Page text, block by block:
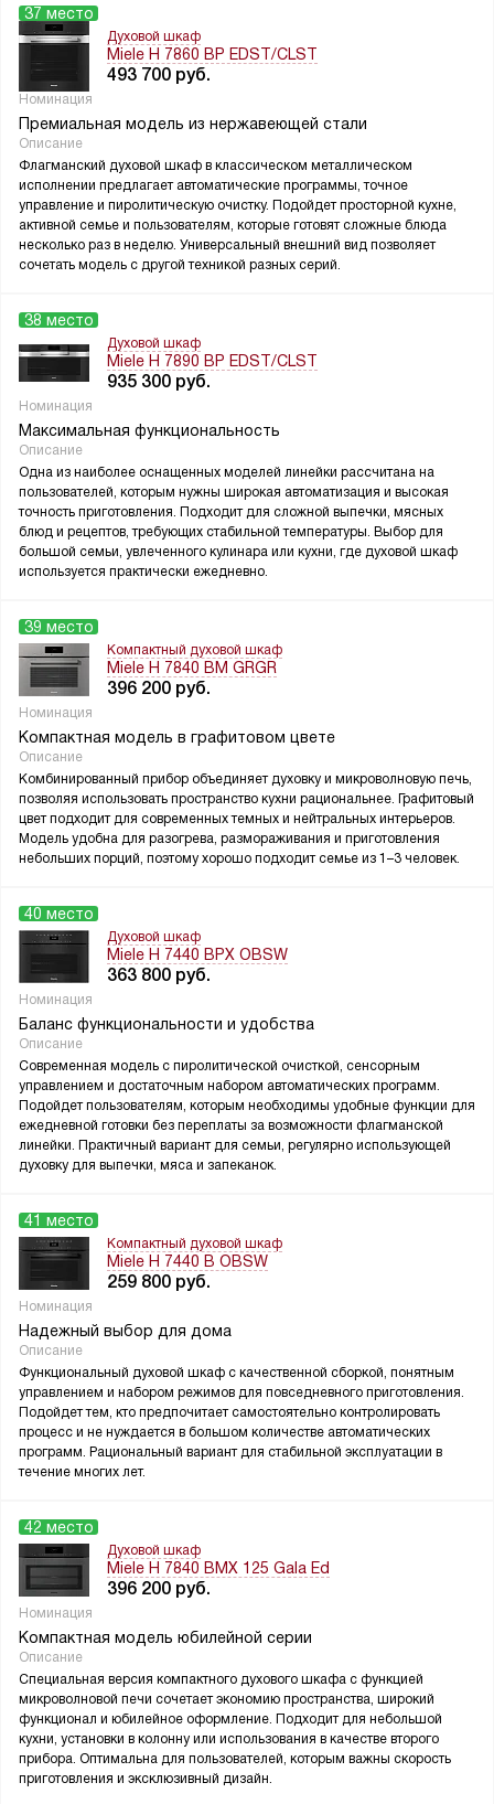
37 место
Духовой шкаф
Miele H 7860 BP EDST/CLST
493 700 руб.
Номинация
Премиальная модель из нержавеющей стали
Описание
Флагманский духовой шкаф в классическом металлическом
исполнении предлагает автоматические программы, точное
управление и пиролитическую очистку. Подойдет просторной кухне,
активной семье и пользователям, которые готовят сложные блюда
несколько раз в неделю. Универсальный внешний вид позволяет
сочетать модель с другой техникой разных серий.
38 место
Духовой шкаф
Miele H 7890 BP EDST/CLST
935 300 руб.
Номинация
Максимальная функциональность
Описание
Одна из наиболее оснащенных моделей линейки рассчитана на
пользователей, которым нужны широкая автоматизация и высокая
точность приготовления. Подходит для сложной выпечки, мясных
блюд и рецептов, требующих стабильной температуры. Выбор для
большой семьи, увлеченного кулинара или кухни, где духовой шкаф
используется практически ежедневно.
39 место
Компактный духовой шкаф
Miele H 7840 BM GRGR
396 200 руб.
Номинация
Компактная модель в графитовом цвете
Описание
Комбинированный прибор объединяет духовку и микроволновую печь,
позволяя использовать пространство кухни рациональнее. Графитовый
цвет подходит для современных темных и нейтральных интерьеров.
Модель удобна для разогрева, размораживания и приготовления
небольших порций, поэтому хорошо подходит семье из 1–3 человек.
40 место
Духовой шкаф
Miele H 7440 BPX OBSW
363 800 руб.
Номинация
Баланс функциональности и удобства
Описание
Современная модель с пиролитической очисткой, сенсорным
управлением и достаточным набором автоматических программ.
Подойдет пользователям, которым необходимы удобные функции для
ежедневной готовки без переплаты за возможности флагманской
линейки. Практичный вариант для семьи, регулярно использующей
духовку для выпечки, мяса и запеканок.
41 место
Компактный духовой шкаф
Miele H 7440 B OBSW
259 800 руб.
Номинация
Надежный выбор для дома
Описание
Функциональный духовой шкаф с качественной сборкой, понятным
управлением и набором режимов для повседневного приготовления.
Подойдет тем, кто предпочитает самостоятельно контролировать
процесс и не нуждается в большом количестве автоматических
программ. Рациональный вариант для стабильной эксплуатации в
течение многих лет.
42 место
Духовой шкаф
Miele H 7840 BMX 125 Gala Ed
396 200 руб.
Номинация
Компактная модель юбилейной серии
Описание
Специальная версия компактного духового шкафа с функцией
микроволновой печи сочетает экономию пространства, широкий
функционал и юбилейное оформление. Подходит для небольшой
кухни, установки в колонну или использования в качестве второго
прибора. Оптимальна для пользователей, которым важны скорость
приготовления и эксклюзивный дизайн.